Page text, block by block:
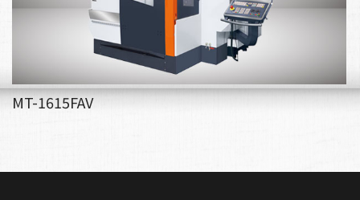
MT-1615FAV